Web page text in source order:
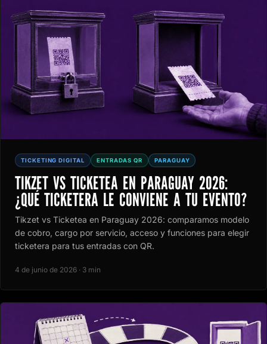
TICKETING DIGITAL ENTRADAS QR PARAGUAY
TIKZET VS TICKETEA EN PARAGUAY 2026:
¿QUÉ TICKETERA LE CONVIENE A TU EVENTO?
Tikzet vs Ticketea en Paraguay 2026: comparamos modelo
de cobro, cargo por servicio, acceso y funciones para elegir
ticketera para tus entradas con QR.
4 de junio de 2026 · 3 min